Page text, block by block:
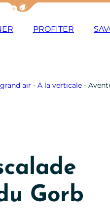
Afficher la barre de
PROFITER
air - À la verticale -
Gorb